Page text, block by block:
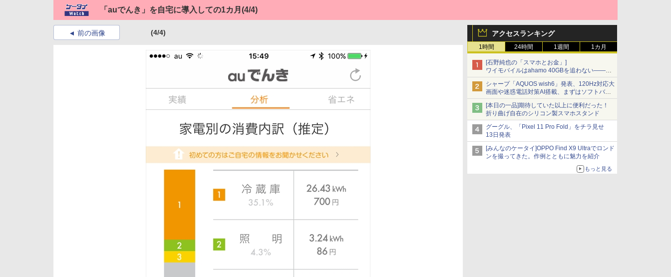
「auでんき」を自宅に導入しての1カ月 (4/4)
アクセスランキング
1時間 24時間 1週間 1カ月
[石野純也の「スマホとお金」]
ワイモバイルはahamo 40GBを追わない――単
身向け「超おトク割」の安さと1年限定の注意
点
シャープ「AQUOS wish6」発表、120Hz対応大
画面や迷惑電話対策AI搭載、まずはソフトバン
クの法人向け
[本日の一品]期待していた以上に便利だった！
折り曲げ自在のシリコン製スマホスタンド
グーグル、「Pixel 11 Pro Fold」をチラ見せ
13日発表
[みんなのケータイ]OPPO Find X9 Ultraでロンド
ンを撮ってきた。作例とともに魅力を紹介
もっと見る
前の画像 (4/4)